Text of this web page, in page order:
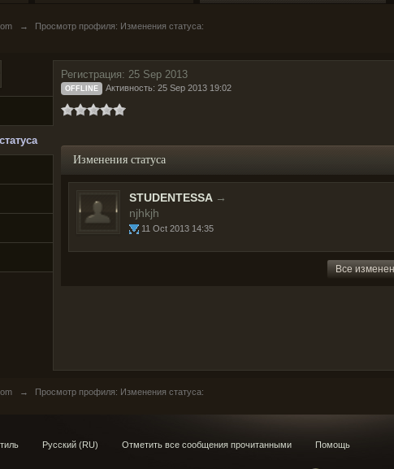
→ Просмотр профиля: Изменения статуса:
Регистрация: 25 Sep 2013
OFFLINE Активность: 25 Sep 2013 19:02
Изменения статуса
STUDENTESSA→
njhkjh
11 Oct 2013 14:35
Все
→ Просмотр профиля: Изменения статуса:
Русский (RU) Отметить все сообщения прочитанными Помощь